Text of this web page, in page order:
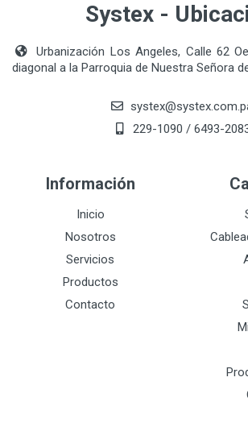
Systex -
Urbanización Los Angeles, Calle 62
diagonal a la Parroquia de Nuestra Señora
229-1090 / 6493-
Información
Inicio
Nosotros
Servicios
Productos
Contacto